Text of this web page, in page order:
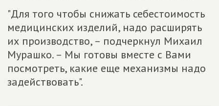
"Для того чтобы снижать себестоимость
медицинских изделий, надо расширять
их производство, – подчеркнул Михаил
Мурашко. – Мы готовы вместе с Вами
посмотреть, какие еще механизмы надо
задействовать".